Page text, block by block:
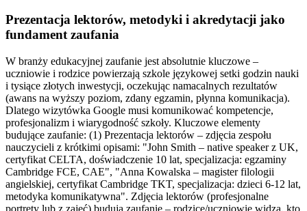
Prezentacja lektorów, metodyki i akredytacji jako
fundament zaufania
W branży edukacyjnej zaufanie jest absolutnie kluczowe –
uczniowie i rodzice powierzają szkole językowej setki godzin nauki
i tysiące złotych inwestycji, oczekując namacalnych rezultatów
(awans na wyższy poziom, zdany egzamin, płynna komunikacja).
Dlatego wizytówka Google musi komunikować kompetencje,
profesjonalizm i wiarygodność szkoły. Kluczowe elementy
budujące zaufanie: (1) Prezentacja lektorów – zdjęcia zespołu
nauczycieli z krótkimi opisami: "John Smith – native speaker z UK,
certyfikat CELTA, doświadczenie 10 lat, specjalizacja: egzaminy
Cambridge FCE, CAE", "Anna Kowalska – magister filologii
angielskiej, certyfikat Cambridge TKT, specjalizacja: dzieci 6-12 lat,
metodyka komunikatywna". Zdjęcia lektorów (profesjonalne
portrety lub z zajęć) budują zaufanie – rodzice/uczniowie widzą, kto